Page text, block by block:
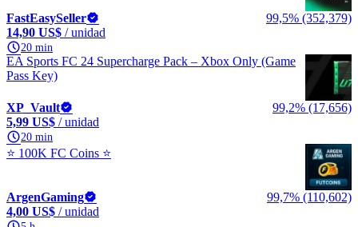
FastEasySeller
99,5% (352,379)
14,90 US$ / unidad
20 min
EA Sports FC 24 Supercharge Pack – Xbox Only (Game
Pass Key)
XP_Vault
99,2% (17,656)
5,99 US$ / unidad
20 min
⭐ 100K FC Coins ⭐
ArgenGaming
99,7% (110,602)
4,00 US$ / unidad